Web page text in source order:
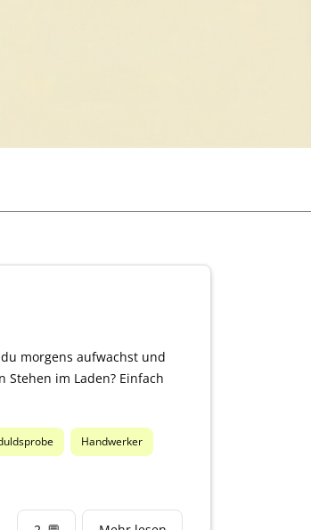
morgens aufwachst und
Stehen im Laden? Einfach
Handwerker